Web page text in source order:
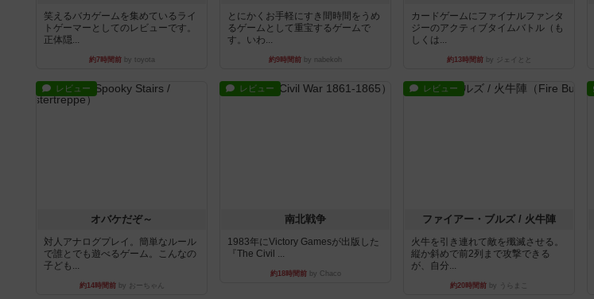
笑えるバカゲームを集めているライ
トゲーマーとしてのレビューです。
正体隠...
約7時間前by toyota
とにかくお手軽にすき間時間をうめ
るゲームとして重宝するゲームで
す。いわ...
約9時間前 by nabekoh
カードゲームにファイナルファンタ
ジーのアクティブタイムバトル（も
しくは...
約13時間前by ジェイとと
レビュー
オバケだぞ～
対人アナログプレイ。簡単なルール
で誰とでも遊べるゲーム。こんなの
子ども...
約14時間前by おーちゃん
レビュー
南北戦争
1983年にVictory Gamesが出版した
『The Civil ...
約18時間前by Chaco
レビュー
ファイアー・ブルズ / 火牛陣
火牛を引き連れて敵を殲滅させる。
縦か斜めで前2列まで攻撃できる
が、自分...
約20時間前 by うらまこ